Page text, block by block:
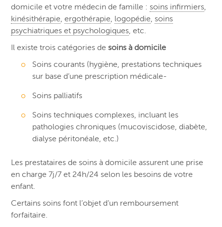
domicile et votre médecin de famille : soins infirmiers,
kinésithérapie,ergothérapie, logopédie, soins
psychiatriques et psychologiques, etc.
Il existe trois catégories desoins à domicile
Soins courants (hygiène, prestations techniques
sur base d’une prescription médicale-
Soins palliatifs
Soins techniques complexes, incluant les
pathologies chroniques (mucoviscidose, diabète,
dialyse péritonéale, etc.)
Les prestataires de soins à domicile assurent une prise
en charge 7j/7 et 24h/24 selon les besoins de votre
enfant.
Certains soins font l’objet d’un remboursement
forfaitaire.